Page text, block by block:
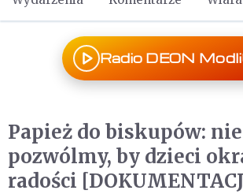
Radio DEON
Papież do biskupów: nie
pozwólmy, by dzieci
radości